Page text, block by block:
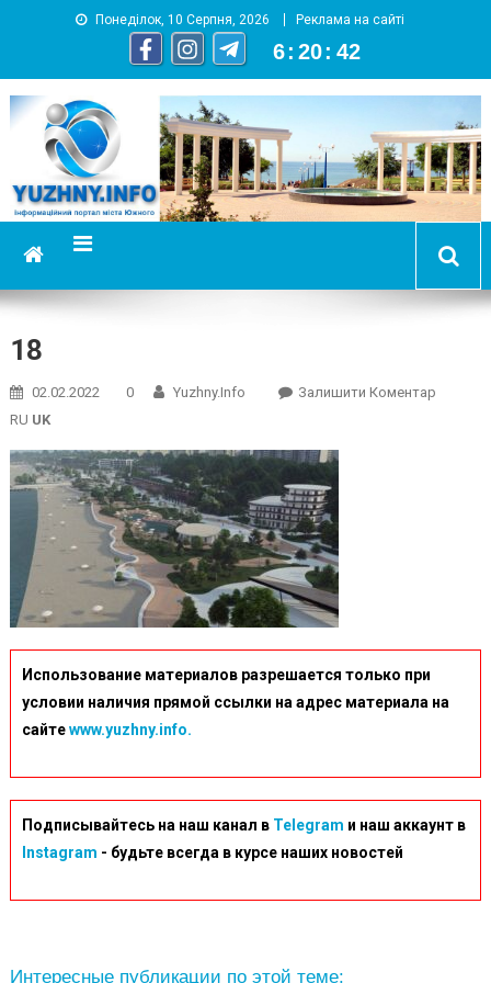
Понеділок, 10 Серпня, 2026 Реклама на сайті
6 : 20 : 43
YUZHNY.INFO
информационный портал города Южный
18
02.02.2022 0 Yuzhny.info Залишити КоментарOn
RU UK
Использование материалов разрешается только при
условии наличия прямой ссылки на адрес материала на
сайтеwww.yuzhny.info.
Подписывайтесь на наш канал в Telegram и наш аккаунт в
Instagram - будьте всегда в курсе наших новостей
Интересные публикации по этой теме: